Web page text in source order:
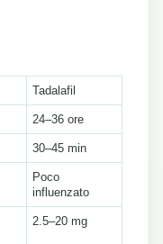
Tadalafil
24–36 ore
30–45 min
Poco
influenzato
2.5–20 mg